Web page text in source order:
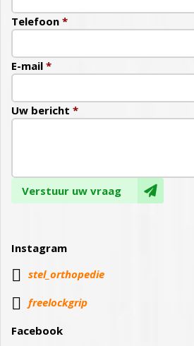
Telefoon *
E-mail *
Uw bericht *
Verstuur uw vraag
Instagram
 stel_orthopedie

freelockgrip
Facebook